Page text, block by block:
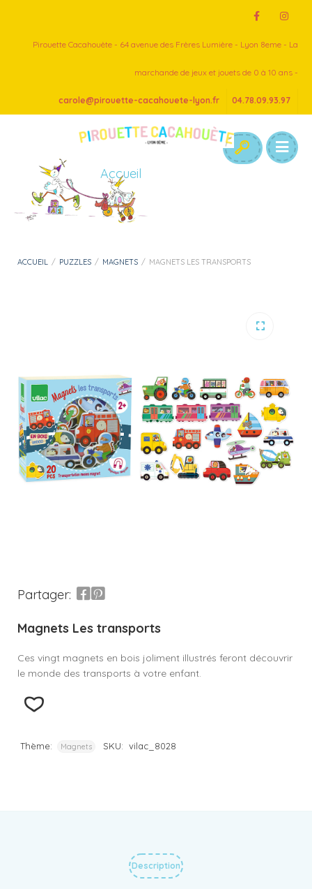
Pirouette Cacahouète - 64 avenue des Frères Lumière - Lyon 8eme - La
marchande de jeux et jouets de 0 à 10 ans -
carole@pirouette-cacahouete-lyon.fr 04.78.09.93.97
Accueil
ACCUEIL / PUZZLES / MAGNETS / MAGNETS LES TRANSPORTS
Partager:
Magnets Les transports
Ces vingt magnets en bois joliment illustrés feront découvrir
le monde des transports à votre enfant.
Thème: Magnets SKU: vilac_8028
Description